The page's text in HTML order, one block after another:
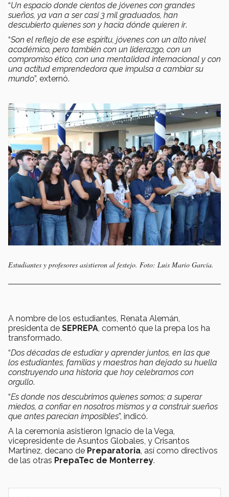
“Un espacio donde cientos de jóvenes con grandes
sueños, ya van a ser casi 3 mil graduados, han
descubierto quienes son y hacia dónde quieren ir.
“Son el reflejo de ese espíritu, jóvenes con un alto nivel
académico, pero también con un liderazgo, con un
compromiso ético, con una mentalidad internacional y con
una actitud emprendedora que impulsa a cambiar su
mundo”, externó.
Estudiantes y profesores asistieron al festejo. Foto: Luis Mario García.
A nombre de los estudiantes, Renata Alemán,
presidenta de SEPREPA, comentó que la prepa los ha
transformado.
“Dos décadas de estudiar y aprender juntos, en las que
los estudiantes, familias y maestros han dejado su huella
construyendo una historia que hoy celebramos con
orgullo.
“Es donde nos descubrimos quienes somos; a superar
miedos, a confiar en nosotros mismos y a construir sueños
que antes parecían imposibles”, indicó.
A la ceremonia asistieron Ignacio de la Vega,
vicepresidente de Asuntos Globales, y Crisantos
Martínez, decano de Preparatoria, así como directivos
de las otras PrepaTec de Monterrey.